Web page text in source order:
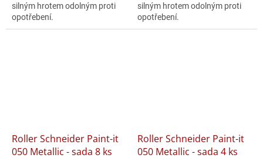
silným hrotem odolným proti
opotřebení.
silným hrotem odolným proti
opotřebení.
Roller Schneider Paint-it
050 Metallic - sada 8 ks
Roller Schneider Paint-it
050 Metallic - sada 4 ks